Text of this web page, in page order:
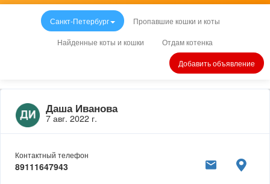
Санкт-Петербург Пропавшие кошки и коты
Найденные коты и кошки Отдам котенка
Добавить объявление
Даша Иванова
7 авг. 2022 г.
Контактный телефон
89111647943